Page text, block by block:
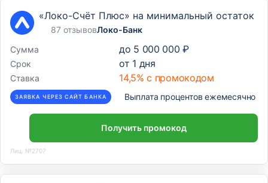
«Локо-Счёт Плюс» на минимальный остаток
87 отзывовЛоко-Банк
Сумма
до 5 000 000 ₽
Срок от 1 дня
Ставка 14,5% с промокодом
ЗАЯВКА ЧЕРЕЗ САЙТ БАНКА Выплата процентов ежемесячно
Получить промокод
Лиц. №2707